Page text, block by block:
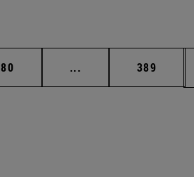
... Páginas intermedias
Página
389